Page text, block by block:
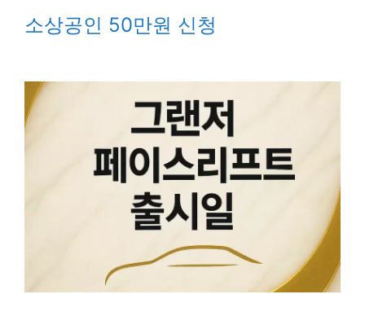
소상공인 50만원 신청